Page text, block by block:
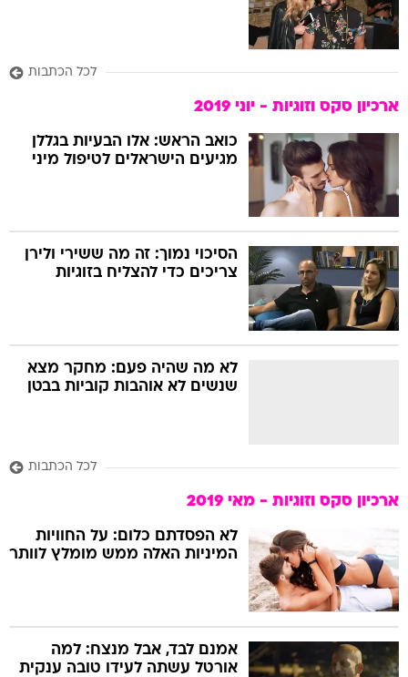
לכל הכתבות
ארכיון סקס וזוגיות - יוני 2019
כואב הראש: אלו הבעיות בגללן
מגיעים הישראלים לטיפול מיני
הסיכוי נמוך: זה מה ששירי ולירן
צריכים כדי להצליח בזוגיות
לא מה שהיה פעם: מחקר מצא
שנשים לא אוהבות קוביות בבטן
לכל הכתבות
ארכיון סקס וזוגיות - מאי 2019
לא הפסדתם כלום: על החוויות
המיניות האלה ממש מומלץ לוותר
אמנם לבד, אבל מנצח: למה
אורטל עשתה לעידו טובה ענקית